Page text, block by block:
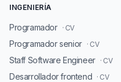
INGENIERÍA
Programador · CV
Programador senior · CV
Staff Software Engineer · CV
Desarrollador frontend · CV